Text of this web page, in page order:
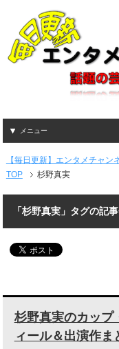
メニュー
【毎日更新】エンタメチャ
TOP
杉野真実
「杉野真実」タグの記
杉野真実のカップ
ィール＆出演作ま